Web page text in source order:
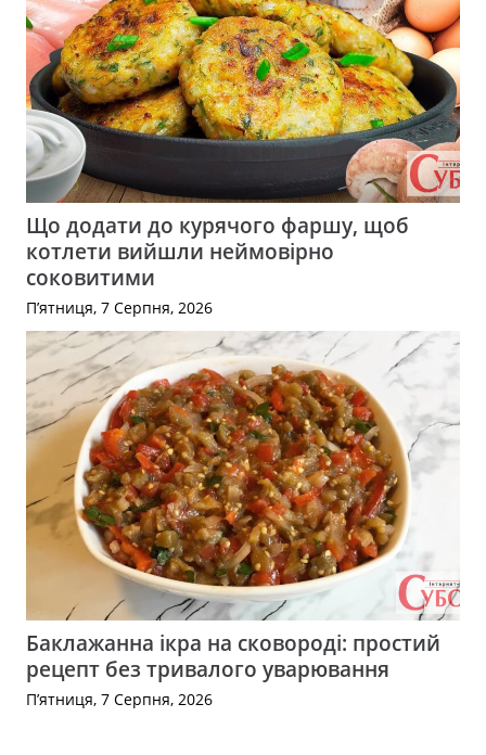
Що додати до курячого фаршу, щоб
котлети вийшли неймовірно
соковитими
П’ятниця, 7 Серпня, 2026
Баклажанна ікра на сковороді: простий
рецепт без тривалого уварювання
П’ятниця, 7 Серпня, 2026